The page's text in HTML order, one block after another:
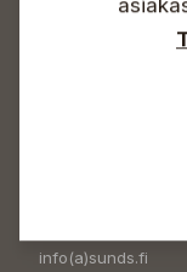
info(a)sunds.fi
info(a)sunds.fi